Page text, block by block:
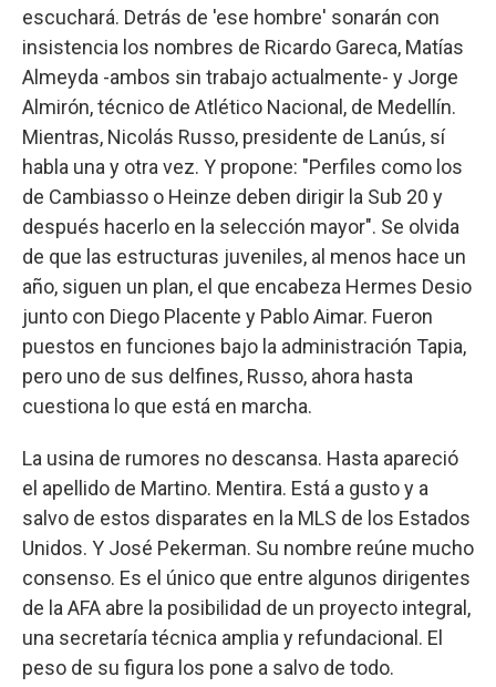
escuchará. Detrás de 'ese hombre' sonarán con
insistencia los nombres de Ricardo Gareca, Matías
Almeyda -ambos sin trabajo actualmente- y Jorge
Almirón, técnico de Atlético Nacional, de Medellín.
Mientras, Nicolás Russo, presidente de Lanús, sí
habla una y otra vez. Y propone: "Perfiles como los
de Cambiasso o Heinze deben dirigir la Sub 20 y
después hacerlo en la selección mayor". Se olvida
de que las estructuras juveniles, al menos hace un
año, siguen un plan, el que encabeza Hermes Desio
junto con Diego Placente y Pablo Aimar. Fueron
puestos en funciones bajo la administración Tapia,
pero uno de sus delfines, Russo, ahora hasta
cuestiona lo que está en marcha.
La usina de rumores no descansa. Hasta apareció
el apellido de Martino. Mentira. Está a gusto y a
salvo de estos disparates en la MLS de los Estados
Unidos. Y José Pekerman. Su nombre reúne mucho
consenso. Es el único que entre algunos dirigentes
de la AFA abre la posibilidad de un proyecto integral,
una secretaría técnica amplia y refundacional. El
peso de su figura los pone a salvo de todo.